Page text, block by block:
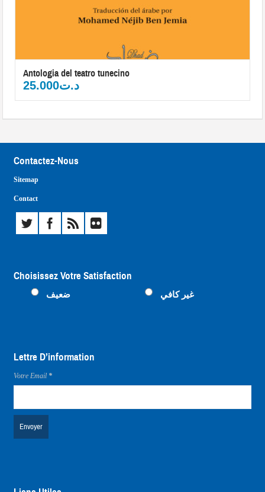
Antologia del teatro tunecino
د.ت25.000
Contactez-Nous
Sitemap
Contact
Choisissez Votre Satisfaction
غير كافي ضعيف
Lettre D’information
Votre Email *